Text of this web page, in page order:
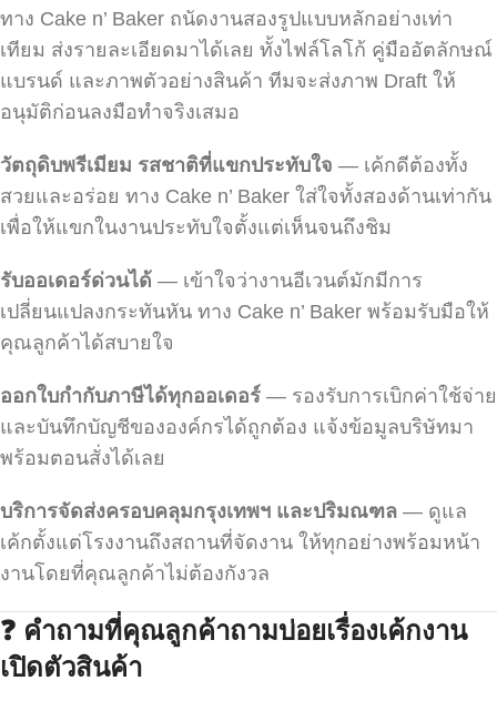
ทาง Cake n’ Baker ถนัดงานสองรูปแบบหลักอย่างเท่า
เทียม ส่งรายละเอียดมาได้เลย ทั้งไฟล์โลโก้ คู่มืออัตลักษณ์
แบรนด์ และภาพตัวอย่างสินค้า ทีมจะส่งภาพ Draft ให้
อนุมัติก่อนลงมือทำจริงเสมอ
วัตถุดิบพรีเมียม รสชาติที่แขกประทับใจ — เค้กดีต้องทั้ง
สวยและอร่อย ทาง Cake n’ Baker ใส่ใจทั้งสองด้านเท่ากัน
เพื่อให้แขกในงานประทับใจตั้งแต่เห็นจนถึงชิม
รับออเดอร์ด่วนได้ — เข้าใจว่างานอีเวนต์มักมีการ
เปลี่ยนแปลงกระทันหัน ทาง Cake n’ Baker พร้อมรับมือให้
คุณลูกค้าได้สบายใจ
ออกใบกำกับภาษีได้ทุกออเดอร์ — รองรับการเบิกค่าใช้จ่าย
และบันทึกบัญชีขององค์กรได้ถูกต้อง แจ้งข้อมูลบริษัทมา
พร้อมตอนสั่งได้เลย
บริการจัดส่งครอบคลุมกรุงเทพฯ และปริมณฑล — ดูแล
เค้กตั้งแต่โรงงานถึงสถานที่จัดงาน ให้ทุกอย่างพร้อมหน้า
งานโดยที่คุณลูกค้าไม่ต้องกังวล
❓ คำถามที่คุณลูกค้าถามบ่อยเรื่องเค้กงาน
เปิดตัวสินค้า